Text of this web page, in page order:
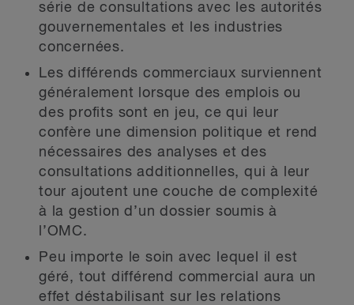
série de consultations avec les autorités
gouvernementales et les industries
concernées.
Les différends commerciaux surviennent
généralement lorsque des emplois ou
des profits sont en jeu, ce qui leur
confère une dimension politique et rend
nécessaires des analyses et des
consultations additionnelles, qui à leur
tour ajoutent une couche de complexité
à la gestion d’un dossier soumis à
l’OMC.
Peu importe le soin avec lequel il est
géré, tout différend commercial aura un
effet déstabilisant sur les relations